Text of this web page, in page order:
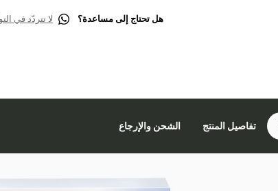
هل تحتاج إلى مساعدة؟ لا تتردّد في
تفاصيل المنتج الشحن والإرجاع